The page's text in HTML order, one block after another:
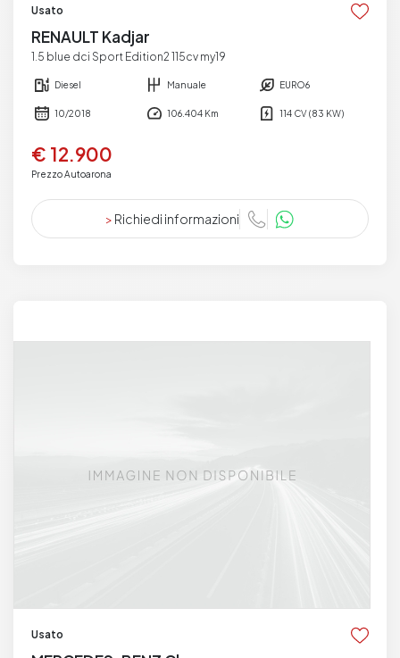
Usato
RENAULT Kadjar
1.5 blue dci Sport Edition2 115cv my19
Diesel Manuale EURO6
10/2018 106.404 Km 114 CV (83 KW)
€ 12.900
Prezzo Autoarona
> Richiedi informazioni
Usato